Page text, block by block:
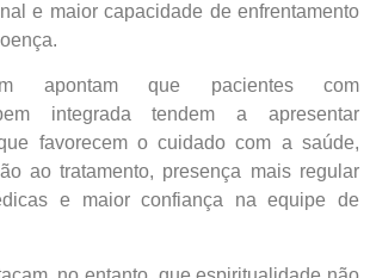
e maior capacidade de enfrentamento
apontam que pacientes com
integrada tendem a apresentar
favorecem o cuidado com a saúde,
ao tratamento, presença mais regular
e maior confiança na equipe de